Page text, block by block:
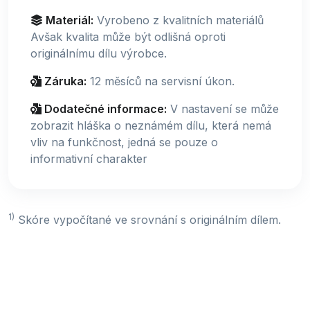
Materiál: Vyrobeno z kvalitních materiálů
Avšak kvalita může být odlišná oproti
originálnímu dílu výrobce.
Záruka: 12 měsíců na servisní úkon.
Dodatečné informace: V nastavení se může
zobrazit hláška o neznámém dílu, která nemá
vliv na funkčnost, jedná se pouze o
informativní charakter
1) Skóre vypočítané ve srovnání s originálním dílem.